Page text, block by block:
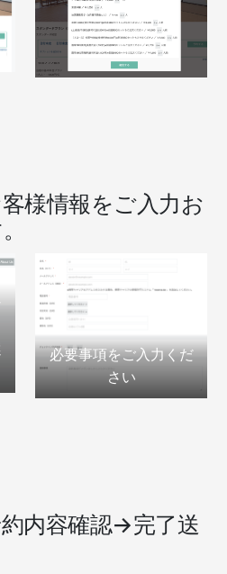
様情報をご入力お
必要事項をご入力くだ
さい
内容確認→完了送